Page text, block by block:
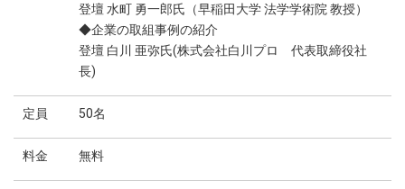
登壇 水町 勇一郎氏（早稲田大学 法学学術院 教授）
◆企業の取組事例の紹介
登壇 白川 亜弥氏(株式会社白川プロ 代表取締役社
長)
定員 50名
料金 無料